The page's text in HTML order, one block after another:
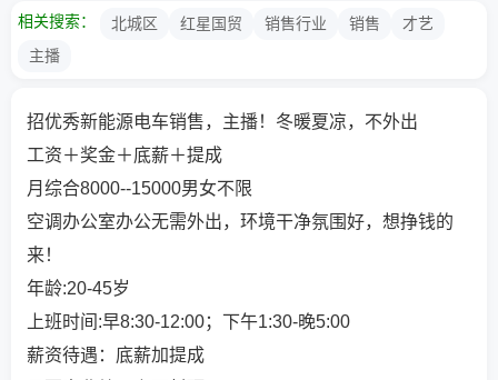
相关搜索： 北城区 红星国贸 销售行业 销售
才艺
主播
招优秀新能源电车销售，主播！冬暖夏凉，不外出
工资＋奖金＋底薪＋提成
月综合8000--15000男女不限
空调办公室办公无需外出，环境干净氛围好，想挣钱的
来！
年龄:20-45岁
上班时间:早8:30-12:00；下午1:30-晚5:00
薪资待遇：底薪加提成